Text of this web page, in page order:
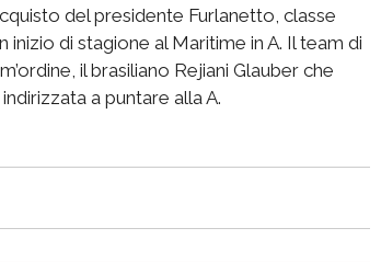
del presidente Furlanetto, classe
di stagione al Maritime in A. Il team di
il brasiliano Rejiani Glauber che
a puntare alla A.